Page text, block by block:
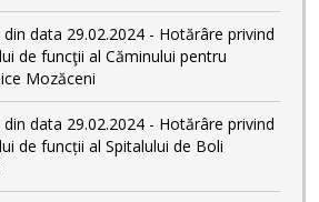
data 29.02.2024 - Hotărâre privind
de funcţii al Căminului pentru
Mozăceni
data 29.02.2024 - Hotărâre privind
de funcții al Spitalului de Boli